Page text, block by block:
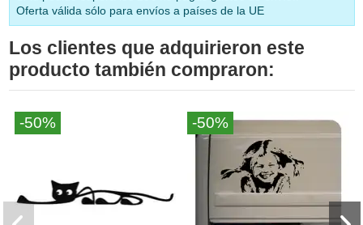
Oferta válida sólo para envíos a países de la UE
Los clientes que adquirieron este
producto también compraron:
-50% -50%